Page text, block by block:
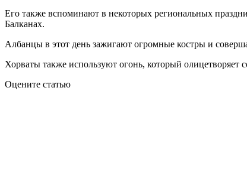
Его также вспоминают в некоторых региональных
Балканах.
Албанцы в этот день зажигают огромные костры и
Хорваты также используют огонь, который
Оцените статью